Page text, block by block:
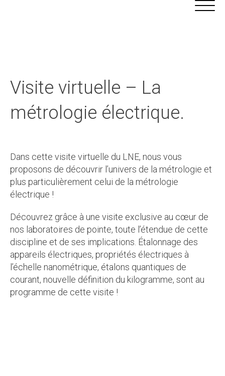
Visite virtuelle – La
métrologie électrique.
Dans cette visite virtuelle du LNE, nous vous
proposons de découvrir l’univers de la métrologie et
plus particulièrement celui de la métrologie
électrique !
Découvrez grâce à une visite exclusive au cœur de
nos laboratoires de pointe, toute l’étendue de cette
discipline et de ses implications. Étalonnage des
appareils électriques, propriétés électriques à
l’échelle nanométrique, étalons quantiques de
courant, nouvelle définition du kilogramme, sont au
programme de cette visite !